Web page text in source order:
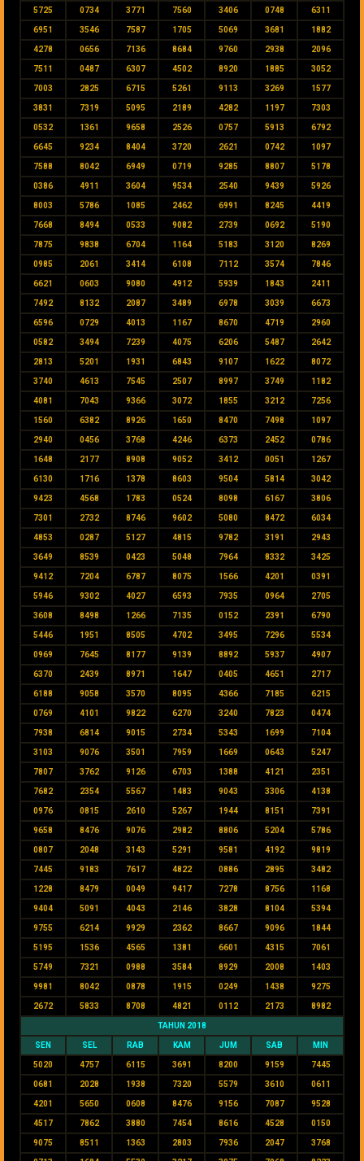
5725 0734 3771 7560 3406 0748 6311
6951 3546 7587 1705 5069 3681 1882
4278 0656 7136 8684 9760 2938 2096
7511 0487 6307 4502 8920 1885 3052
7003 2825 6715 5261 9113 3269 1577
3831 7319 5095 2189 4282 1197 7303
0532 1361 9658 2526 0757 5913 6792
6645 9234 8404 3720 2621 0742 1097
7588 8042 6949 0719 9285 8807 5178
0386 4911 3604 9534 2540 9439 5926
8003 5786 1085 2462 6991 8245 4419
7668 8494 0533 9082 2739 0692 5190
7875 9838 6704 1164 5183 3120 8269
0985 2061 3414 6108 7112 3574 7846
6621 0603 9080 4912 5939 1843 2411
7492 8132 2087 3489 6978 3039 6673
6596 0729 4013 1167 8670 4719 2960
0582 3494 7239 4075 6206 5487 2642
2813 5201 1931 6843 9107 1622 8072
3740 4613 7545 2507 8997 3749 1182
4081 7043 9366 3072 1855 3212 7256
1560 6382 8926 1650 8470 7498 1097
2940 0456 3768 4246 6373 2452 0786
1648 2177 8908 9052 3412 0051 1267
6130 1716 1378 8603 9504 5814 3042
9423 4568 1783 0524 8098 6167 3806
7301 2732 8746 9602 5080 8472 6034
4853 0287 5127 4815 9782 3191 2943
3649 8539 0423 5048 7964 8332 3425
9412 7204 6787 8075 1566 4201 0391
5946 9302 4027 6593 7935 0964 2705
3608 8498 1266 7135 0152 2391 6790
5446 1951 8505 4702 3495 7296 5534
0969 7645 8177 9139 8892 5937 4907
6370 2439 8971 1647 0405 4651 2717
6188 9058 3570 8095 4366 7185 6215
0769 4101 9822 6270 3240 7823 0474
7938 6814 9015 2734 5343 1699 7104
3103 9076 3501 7959 1669 0643 5247
7807 3762 9126 6703 1388 4121 2351
7682 2354 5567 1483 9043 3306 4138
0976 0815 2610 5267 1944 8151 7391
9658 8476 9076 2982 8806 5204 5786
0807 2048 3143 5291 9581 4192 9819
7445 9183 7617 4822 0886 2895 3482
1228 8479 0049 9417 7278 8756 1168
9404 5091 4043 2146 3828 8104 5394
9755 6214 9929 2362 8667 9096 1844
5195 1536 4565 1381 6601 4315 7061
5749 7321 0988 3584 8929 2008 1403
9981 8042 0878 1915 0249 1438 9275
2672 5833 8708 4821 0112 2173 8982
TAHUN 2018
SEN SEL RAB KAM JUM SAB MIN
5020 4757 6115 3691 8200 9159 7445
0681 2028 1938 7320 5579 3610 0611
4201 5650 0608 8476 9156 7087 9528
4517 7862 3880 7454 8616 4528 0150
9075 8511 1363 2803 7936 2047 3768